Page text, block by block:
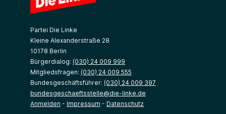
Partei Die Linke
Kleine Alexanderstraße 28
10178 Berlin
Bürgerdialog: (030) 24 009 999
Mitgliedsfragen: (030) 24 009 555
Bundesgeschäftsführer: (030) 24 009 397
bundesgeschaeftsstelle@die-linke.de
Anmelden - Impressum - Datenschutz